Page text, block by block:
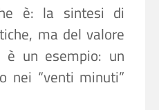
è: la sintesi di
ma del valore
è un esempio: un
nei “venti minuti”